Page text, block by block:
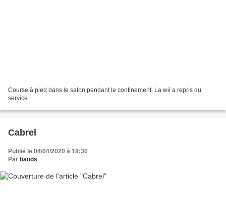
Course à pied dans le salon pendant le confinement. La wii a repris du
service.
Cabrel
Publié le 04/04/2020 à 18:30
Par bauds